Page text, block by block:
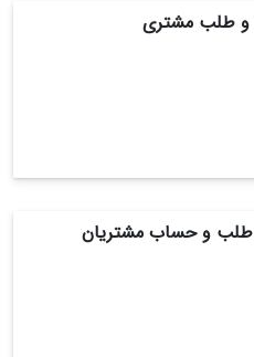
و طلب مشتری
طلب و حساب مشتریان